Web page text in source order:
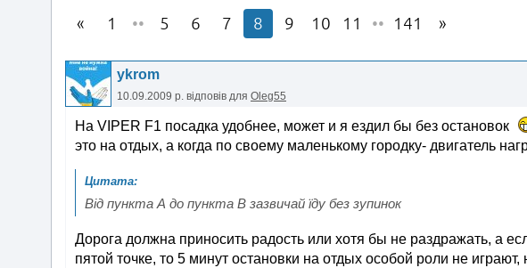
1 •• 5 6 7 8 9 10 11 •• 141
ykrom
10.09.2009 р. відповів для Oleg55
На VIPER F1 посадка удобнее, может и я ездил бы без остановок
это на отдых, а когда по своему маленькому городку- двигатель
Від пункта А до пункта В зазвичай їду без зупинок
Дорога должна приносить радость или хотя бы не раздражать, а
пятой точке, то 5 минут остановки на отдых особой роли не